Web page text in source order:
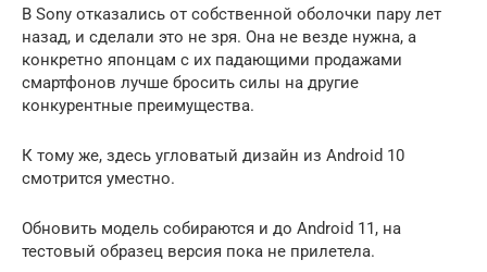
В Sony отказались от собственной оболочки пару лет
назад, и сделали это не зря. Она не везде нужна, а
конкретно японцам с их падающими продажами
смартфонов лучше бросить силы на другие
конкурентные преимущества.
К тому же, здесь угловатый дизайн из Android 10
смотрится уместно.
Обновить модель собираются и до Android 11, на
тестовый образец версия пока не прилетела.